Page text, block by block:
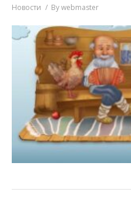
Новости Bywebmaster